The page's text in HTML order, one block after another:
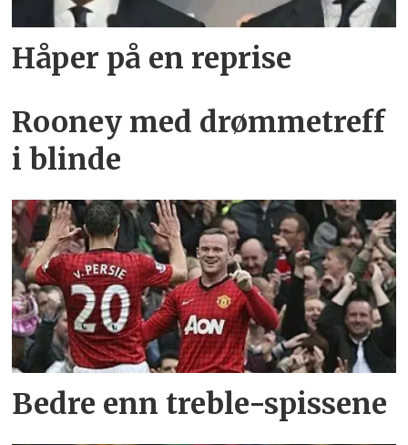
Håper på en reprise
Rooney med drømmetreff
i blinde
Bedre enn treble-spissene